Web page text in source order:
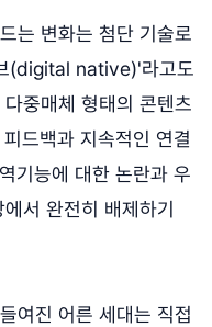
는 변화는 첨단 기술로
(digital native)'라고도
중매체 형태의 콘텐츠
드백과 지속적인 연결
기능에 대한 논란과 우
서 완전히 배제하기
여진 어른 세대는 직접